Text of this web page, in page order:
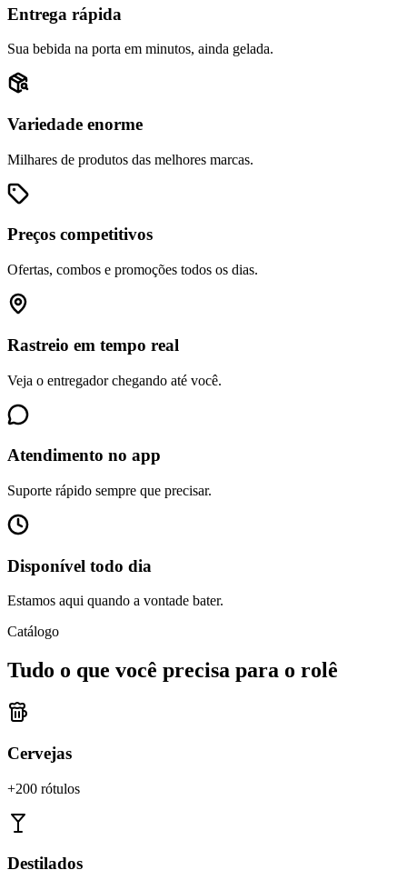
Entrega rápida
Sua bebida na porta em minutos, ainda gelada.
Variedade enorme
Milhares de produtos das melhores marcas.
Preços competitivos
Ofertas, combos e promoções todos os dias.
Rastreio em tempo real
Veja o entregador chegando até você.
Atendimento no app
Suporte rápido sempre que precisar.
Disponível todo dia
Estamos aqui quando a vontade bater.
Catálogo
Tudo o que você precisa para o rolê
Cervejas
+200 rótulos
Destilados